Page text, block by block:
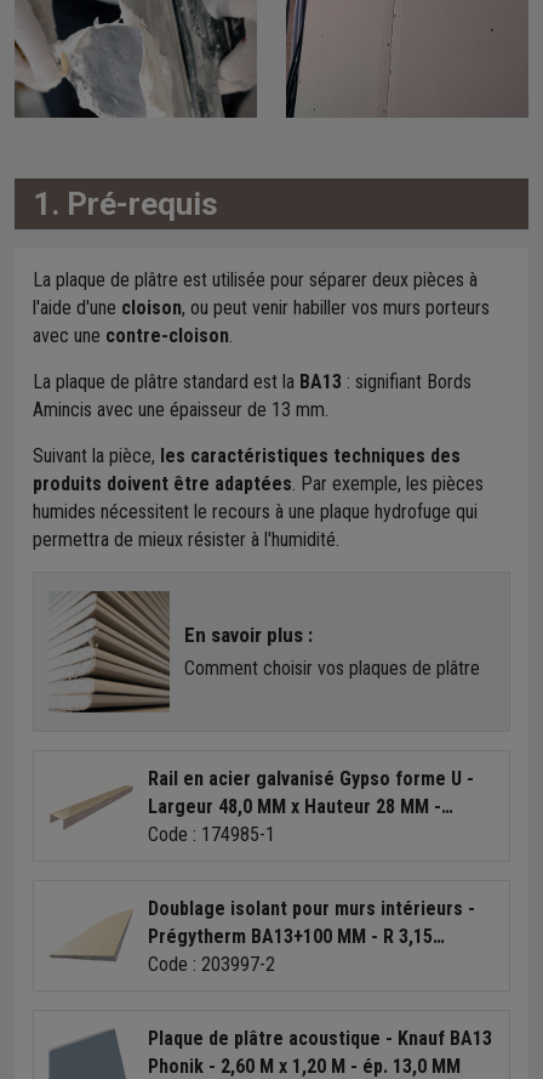
1. Pré-requis
La plaque de plâtre est utilisée pour séparer deux pièces à
l'aide d'une cloison, ou peut venir habiller vos murs porteurs
avec une contre-cloison.
La plaque de plâtre standard est la BA13 : signifiant Bords
Amincis avec une épaisseur de 13 mm.
Suivant la pièce, les caractéristiques techniques des
produits doivent être adaptées. Par exemple, les pièces
humides nécessitent le recours à une plaque hydrofuge qui
permettra de mieux résister à l'humidité.
En savoir plus :
Comment choisir vos plaques de plâtre
Rail en acier galvanisé Gypso forme U -
Largeur 48,0 MM x Hauteur 28 MM -
Longueur 3,00 M
Code : 174985-1
Doublage isolant pour murs intérieurs -
Prégytherm BA13+100 MM - R 3,15
m².K/W - 2,60 M x 1,20 M
Code : 203997-2
Plaque de plâtre acoustique - Knauf BA13
Phonik - 2,60 M x 1,20 M - ép. 13,0 MM